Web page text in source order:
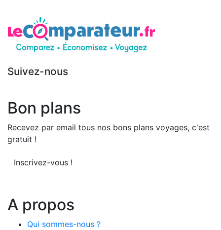
Suivez-nous
Bon plans
Recevez par email tous nos bons plans voyages, c'est
gratuit !
Inscrivez-vous !
A propos
Qui sommes-nous ?